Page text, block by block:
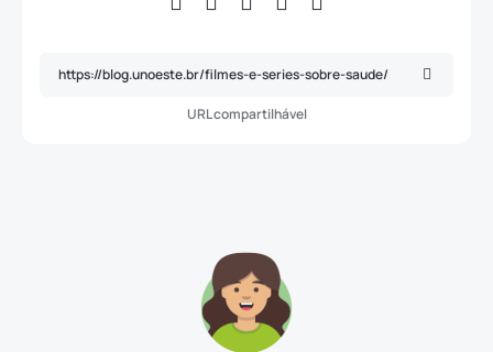
URL compartilhável